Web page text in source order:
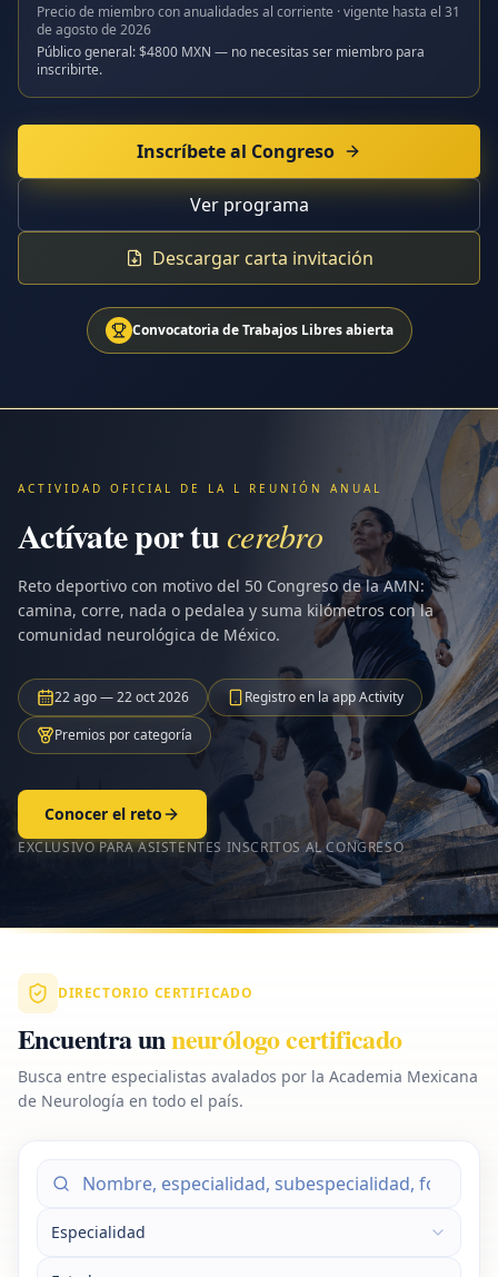
Precio de miembro con anualidades al corriente · vigente hasta el 31
de agosto de 2026
Público general: $4800 MXN — no necesitas ser miembro para
inscribirte.
Inscríbete al Congreso
Ver programa
Descargar carta invitación
Convocatoria de Trabajos Libres abierta
ACTIVIDAD OFICIAL DE LA L REUNIÓN ANUAL
Actívate por tu cerebro
Reto deportivo con motivo del 50 Congreso de la AMN:
camina, corre, nada o pedalea y suma kilómetros con la
comunidad neurológica de México.
22 ago — 22 oct 2026
Registro en la app Activity
Premios por categoría
Conocer el reto
EXCLUSIVO PARA ASISTENTES INSCRITOS AL CONGRESO
DIRECTORIO CERTIFICADO
Encuentra unneurólogo certificado
Busca entre especialistas avalados por la Academia Mexicana
de Neurología en todo el país.
Especialidad